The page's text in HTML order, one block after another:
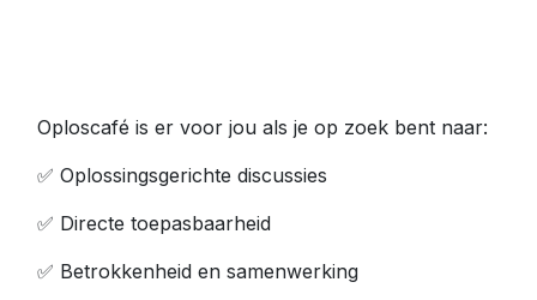
Oploscafé is er voor jou als je op zoek bent naar:
✅ Oplossingsgerichte discussies
✅ Directe toepasbaarheid
✅ Betrokkenheid en samenwerking